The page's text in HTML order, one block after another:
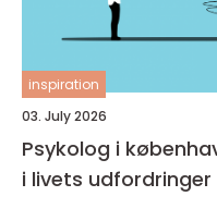
inspiration
03. July 2026
Psykolog i
i livets udfordringer